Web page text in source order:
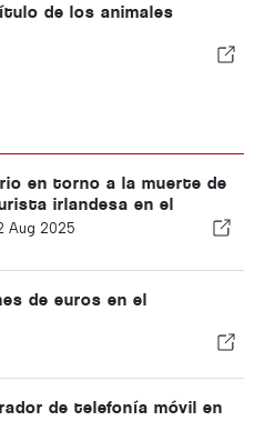
de los animales
en torno a la muerte de
irlandesa en el
Aug 2025
de euros en el
de telefonía móvil en